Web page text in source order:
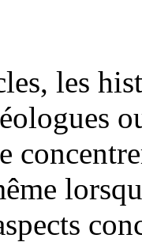
les